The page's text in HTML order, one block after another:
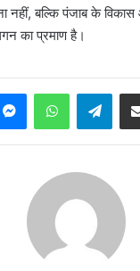
नहीं, बल्कि पंजाब के
का प्रमाण है।
MessengerWhatsApp